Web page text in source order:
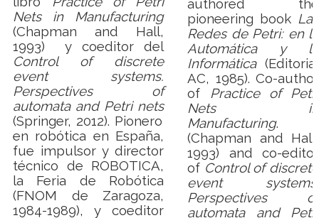
Nets in Manufacturing
(Chapman and Hall,
1993)
y coeditor del
Control of discrete
event systems.
Perspectives of
automata and Petri nets
(Springer, 2012). Pionero
en robótica en España,
fue impulsor y director
técnico de ROBOTICA,
la Feria de Robótica
(FNOM de Zaragoza,
1984-1989), y coeditor
authored the
pioneering book Las
Redes de Petri: en la
Automática y la
Informática(Editorial
AC, 1985). Co-author
of
Practice of Petri
Nets in
Manufacturing.
(Chapman and Hall,
1993) and co-editor
of Control of discrete
event systems.
Perspectives of
automata and Petri